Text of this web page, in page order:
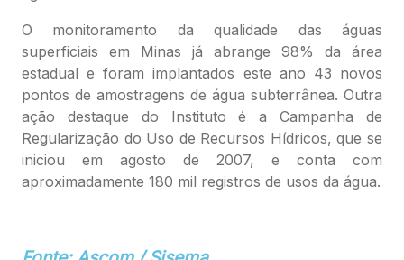
O monitoramento da qualidade das águas
superficiais em Minas já abrange 98% da área
estadual e foram implantados este ano 43 novos
pontos de amostragens de água subterrânea. Outra
ação destaque do Instituto é a Campanha de
Regularização do Uso de Recursos Hídricos, que se
iniciou em agosto de 2007, e conta com
aproximadamente 180 mil registros de usos da água.